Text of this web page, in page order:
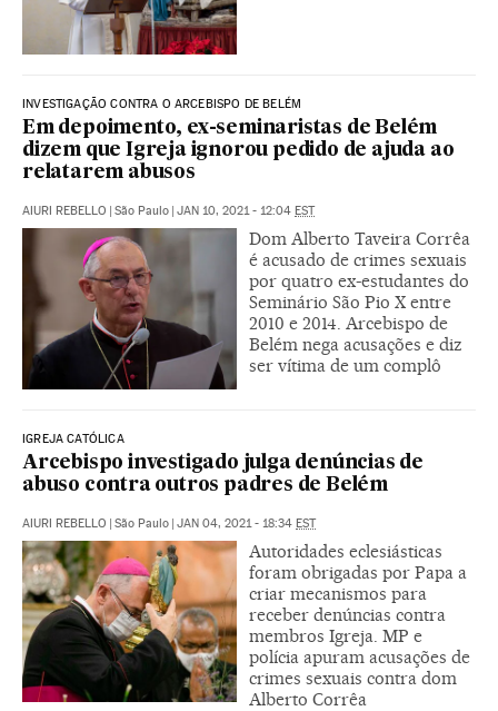
INVESTIGAÇÃO CONTRA O ARCEBISPO DE BELÉM
Em depoimento, ex-seminaristas de Belém
dizem que Igreja ignorou pedido de ajuda ao
relatarem abusos
AIURI REBELLO | São Paulo | JAN 10, 2021 - 12:04 EST
Dom Alberto Taveira Corrêa
é acusado de crimes sexuais
por quatro ex-estudantes do
Seminário São Pio X entre
2010 e 2014. Arcebispo de
Belém nega acusações e diz
ser vítima de um complô
IGREJA CATÓLICA
Arcebispo investigado julga denúncias de
abuso contra outros padres de Belém
AIURI REBELLO | São Paulo | JAN 04, 2021 - 18:34 EST
Autoridades eclesiásticas
foram obrigadas por Papa a
criar mecanismos para
receber denúncias contra
membros Igreja. MP e
polícia apuram acusações de
crimes sexuais contra dom
Alberto Corrêa